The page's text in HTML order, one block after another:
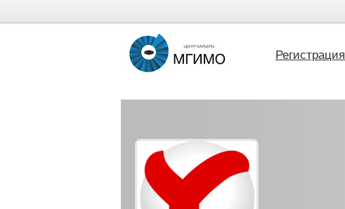
Регистрация